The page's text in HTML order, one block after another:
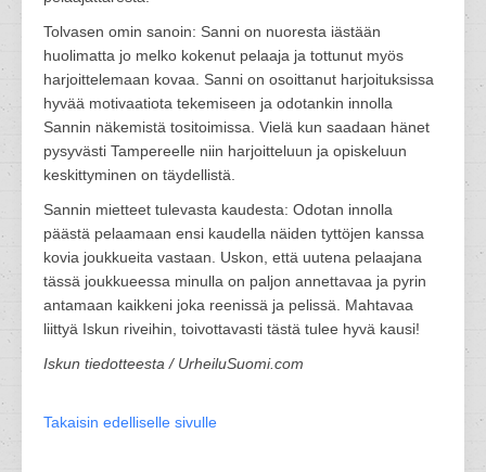
Tolvasen omin sanoin: Sanni on nuoresta iästään
huolimatta jo melko kokenut pelaaja ja tottunut myös
harjoittelemaan kovaa. Sanni on osoittanut harjoituksissa
hyvää motivaatiota tekemiseen ja odotankin innolla
Sannin näkemistä tositoimissa. Vielä kun saadaan hänet
pysyvästi Tampereelle niin harjoitteluun ja opiskeluun
keskittyminen on täydellistä.
Sannin mietteet tulevasta kaudesta: Odotan innolla
päästä pelaamaan ensi kaudella näiden tyttöjen kanssa
kovia joukkueita vastaan. Uskon, että uutena pelaajana
tässä joukkueessa minulla on paljon annettavaa ja pyrin
antamaan kaikkeni joka reenissä ja pelissä. Mahtavaa
liittyä Iskun riveihin, toivottavasti tästä tulee hyvä kausi!
Iskun tiedotteesta / UrheiluSuomi.com
Takaisin edelliselle sivulle